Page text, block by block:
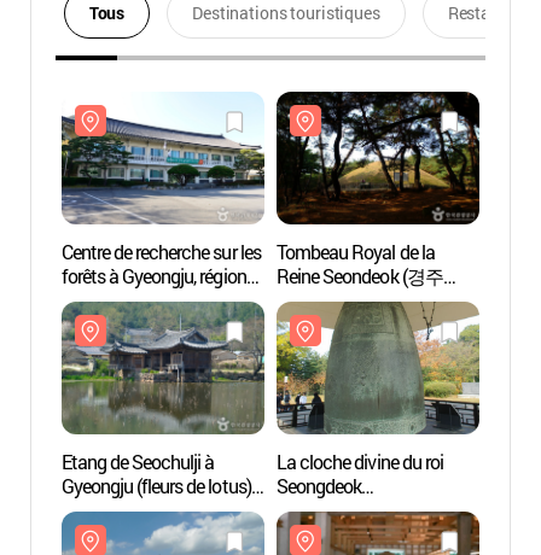
Tous Destinations touristiques Restaurants
Centre de recherche sur les
forêts à Gyeongju, région
Gyeongsangbuk-do
(경상북도
산림환경연구원)
Tombeau Royal de la
Reine Seondeok (경주
선덕여왕릉)
Etang de Seochulji à
Gyeongju (fleurs de lotus)
(경주 서출지)
La cloche divine du roi
Seongdeok
(성덕대왕신종)